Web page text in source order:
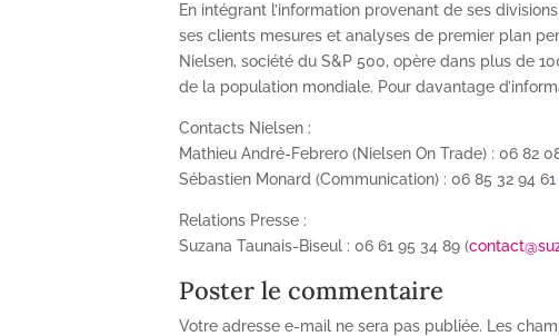
En intégrant l’information provenant de ses
ses clients mesures et analyses de premier plan
Nielsen, société du S&P 500, opère dans plus de
de la population mondiale. Pour davantage
Contacts Nielsen :
Mathieu André-Febrero (Nielsen On Trade) : 06 82
Sébastien Monard (Communication) : 06 85 32 94 61
Relations Presse :
Suzana Taunais-Biseul : 06 61 95 34 89 (
Poster le commentaire
Votre adresse e-mail ne sera pas publiée. Les